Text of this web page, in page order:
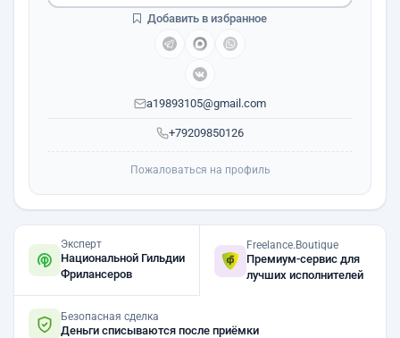
+79209850126
a19893105@gmail.com
Добавить в избранное
Пожаловаться на профиль
Эксперт
Национальной Гильдии
Фрилансеров
Freelance.Boutique
Премиум-сервис для
лучших исполнителей
Безопасная сделка
Деньги списываются после приёмки